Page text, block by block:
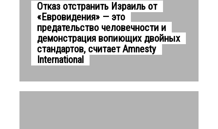
Отказ отстранить Израиль от
«Евровидения» — это
предательство человечности и
демонстрация вопиющих двойных
стандартов, считает Amnesty
International